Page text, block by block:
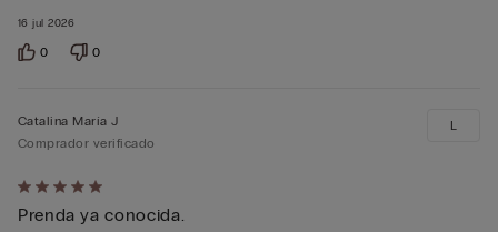
16 jul 2026
0 0
Calificación
de
Catalina María J
Comprador verificado
Prenda ya conocida.
L